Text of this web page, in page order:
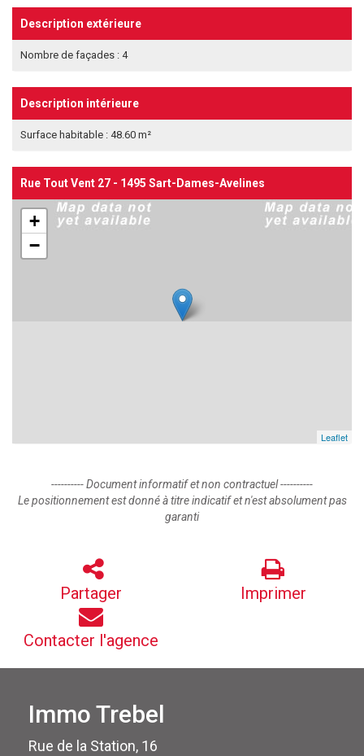
Description extérieure
Nombre de façades : 4
Description intérieure
Surface habitable : 48.60 m²
Rue Tout Vent 27 - 1495 Sart-Dames-Avelines
+
−
Leaflet
---------- Document informatif et non contractuel ----------
Le positionnement est donné à titre indicatif et n'est absolument pas
garanti
Partager Imprimer
Contacter l'agence
Immo Trebel
Rue de la Station, 16